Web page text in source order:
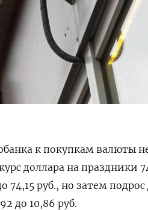
к покупкам валюты
доллара на праздники
74,15 руб., но затем
до 10,86 руб.